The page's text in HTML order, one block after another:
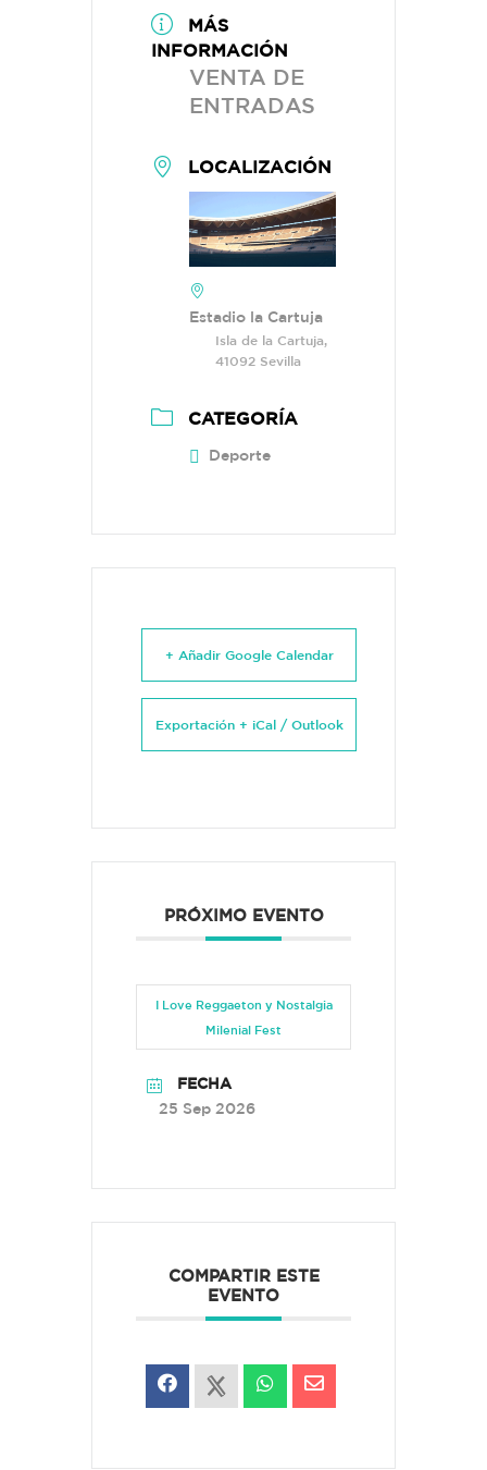
MÁS
INFORMACIÓN
VENTA DE
ENTRADAS
LOCALIZACIÓN
Estadio la Cartuja
Isla de la Cartuja,
41092 Sevilla
CATEGORÍA
Deporte
+ Añadir Google Calendar
Exportación + iCal / Outlook
PRÓXIMO EVENTO
I Love Reggaeton y Nostalgia
Milenial Fest
FECHA
25 Sep 2026
COMPARTIR ESTE
EVENTO